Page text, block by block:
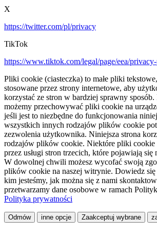
X
https://twitter.com/pl/privacy
TikTok
https://www.tiktok.com/legal/page/eea/
Pliki cookie (ciasteczka) to małe pliki
stosowane przez strony internetowe, aby
korzystać ze stron w bardziej sprawny
możemy przechowywać pliki cookie na
jeśli jest to niezbędne do funkcjonowania
wszystkich innych rodzajów plików cookie
zezwolenia użytkownika. Niniejsza strona
rodzajów plików cookie. Niektóre pliki cookie
przez usługi stron trzecich, które pojawiają się
W dowolnej chwili możesz wycofać swoją
plików cookie na naszej witrynie. Dowiedz się
kim jesteśmy, jak można się z nami
przetwarzamy dane osobowe w ramach
Polityka prywatności
Odmów inne opcje Zaakceptuj wybrane